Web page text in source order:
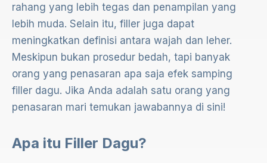
rahang yang lebih tegas dan penampilan yang
lebih muda. Selain itu, filler juga dapat
meningkatkan definisi antara wajah dan leher.
Meskipun bukan prosedur bedah, tapi banyak
orang yang penasaran apa saja efek samping
filler dagu. Jika Anda adalah satu orang yang
penasaran mari temukan jawabannya di sini!
Apa itu Filler Dagu?